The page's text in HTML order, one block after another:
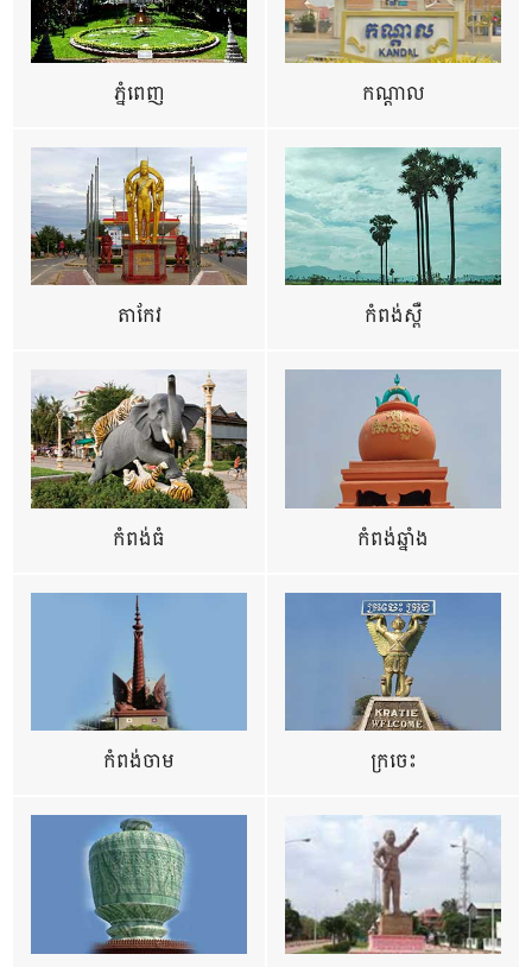
ភ្នំពេញ កណ្តាល
តាកែវ កំពង់ស្ពឺ
កំពង់ធំ កំពង់ឆ្នាំង
កំពង់ចាម ក្រចេះ